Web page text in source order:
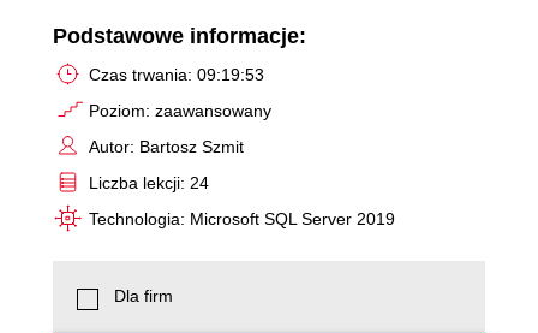
Video
Podstawowe informacje:
Czas trwania: 09:19:53
Poziom: zaawansowany
Autor: Bartosz Szmit
Liczba lekcji: 24
Technologia: Microsoft SQL Server 2019
Dla firm